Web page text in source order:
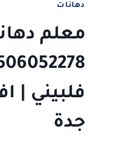
دهانات
معلم
فلبيني |
جدة